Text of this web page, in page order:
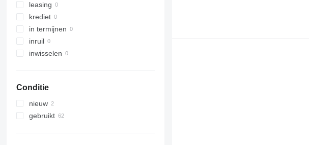
leasing
krediet
in termijnen
inruil
inwisselen
Conditie
nieuw
gebruikt